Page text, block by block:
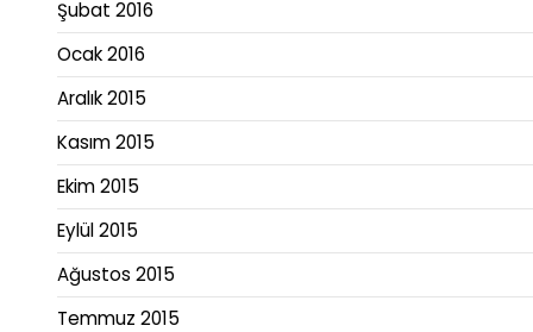
Şubat 2016
Ocak 2016
Aralık 2015
Kasım 2015
Ekim 2015
Eylül 2015
Ağustos 2015
Temmuz 2015